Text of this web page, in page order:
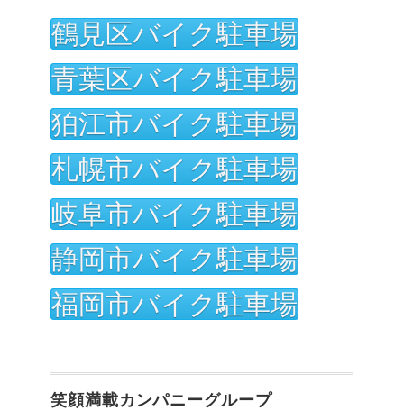
鶴見区バイク駐車場
青葉区バイク駐車場
狛江市バイク駐車場
札幌市バイク駐車場
岐阜市バイク駐車場
静岡市バイク駐車場
福岡市バイク駐車場
笑顔満載カンパニーグループ